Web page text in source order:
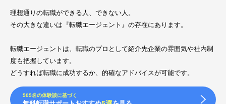
理想通りの転職ができる人、できない人。
その大きな違いは『転職エージェント』の存在にあります。
転職エージェントは、転職のプロとして紹介先企業の雰囲気や社内制
度も把握しています。
どうすれば転職に成功するか、的確なアドバイスが可能です。
505名の体験談に基づく